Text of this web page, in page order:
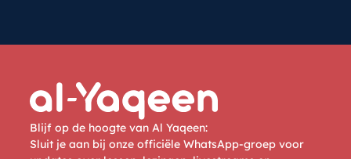
Blijf op de hoogte van Al Yaqeen:
Sluit je aan bij onze officiële WhatsApp-groep voor